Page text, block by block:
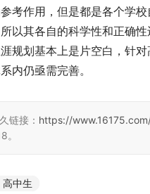
考作用，但是都是各个学
以其各自的科学性和正确性
规划基本上是片空白，针
内仍亟需完善。
链接： https://
高中生